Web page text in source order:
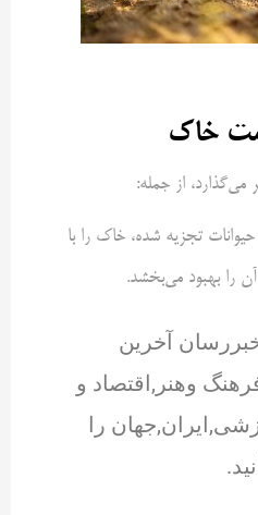
خاک
از جمله:
حیوانات تجزیه شده، خاک را با
را بهبود می‌بخشد.
آخرین
وهنر,اقتصاد و
را